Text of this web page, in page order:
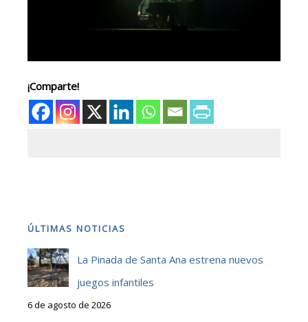
¡Comparte!
ÚLTIMAS NOTICIAS
La Pinada de Santa Ana estrena nuevos
juegos infantiles
6 de agosto de 2026